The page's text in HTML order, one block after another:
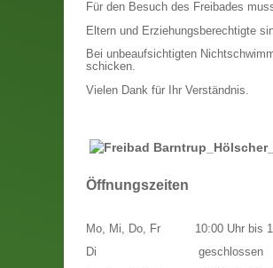
Für den Besuch des Freibades
Eltern und Erziehungsberechtigte
Bei unbeaufsichtigten
schicken.
Vielen Dank für Ihr Verständnis.
Öffnungszeiten
Mo, Mi, Do, Fr
Di
10:00 Uhr bis
geschlossen